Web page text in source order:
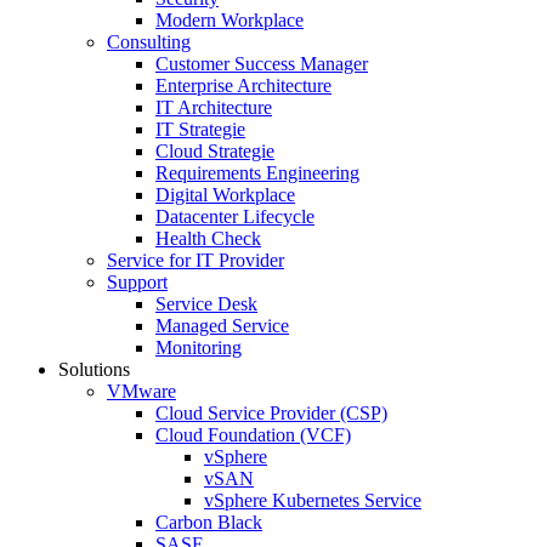
Modern Workplace
Consulting
Customer Success Manager
Enterprise Architecture
IT Architecture
IT Strategie
Cloud Strategie
Requirements Engineering
Digital Workplace
Datacenter Lifecycle
Health Check
Service for IT Provider
Support
Service Desk
Managed Service
Monitoring
Solutions
VMware
Cloud Service Provider (CSP)
Cloud Foundation (VCF)
vSphere
vSAN
vSphere Kubernetes Service
Carbon Black